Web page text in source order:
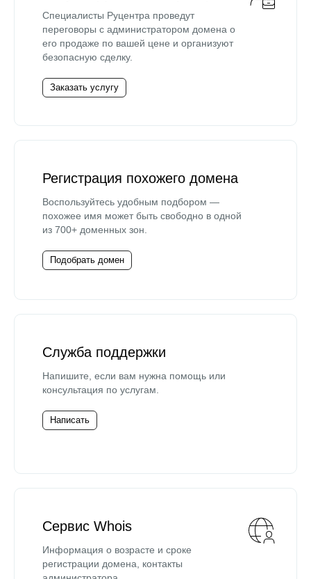
Специалисты Руцентра проведут
переговоры с администратором домена о
его продаже по вашей цене и организуют
безопасную сделку.
Заказать услугу
Регистрация похожего домена
Воспользуйтесь удобным подбором —
похожее имя может быть свободно в одной
из 700+ доменных зон.
Подобрать домен
Служба поддержки
Напишите, если вам нужна помощь или
консультация по услугам.
Написать
Сервис Whois
Информация о возрасте и сроке
регистрации домена, контакты